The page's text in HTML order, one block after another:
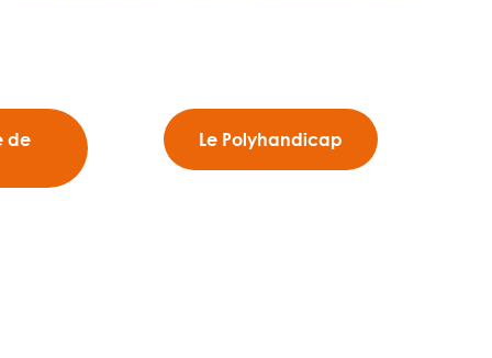
de
Le Polyhandicap